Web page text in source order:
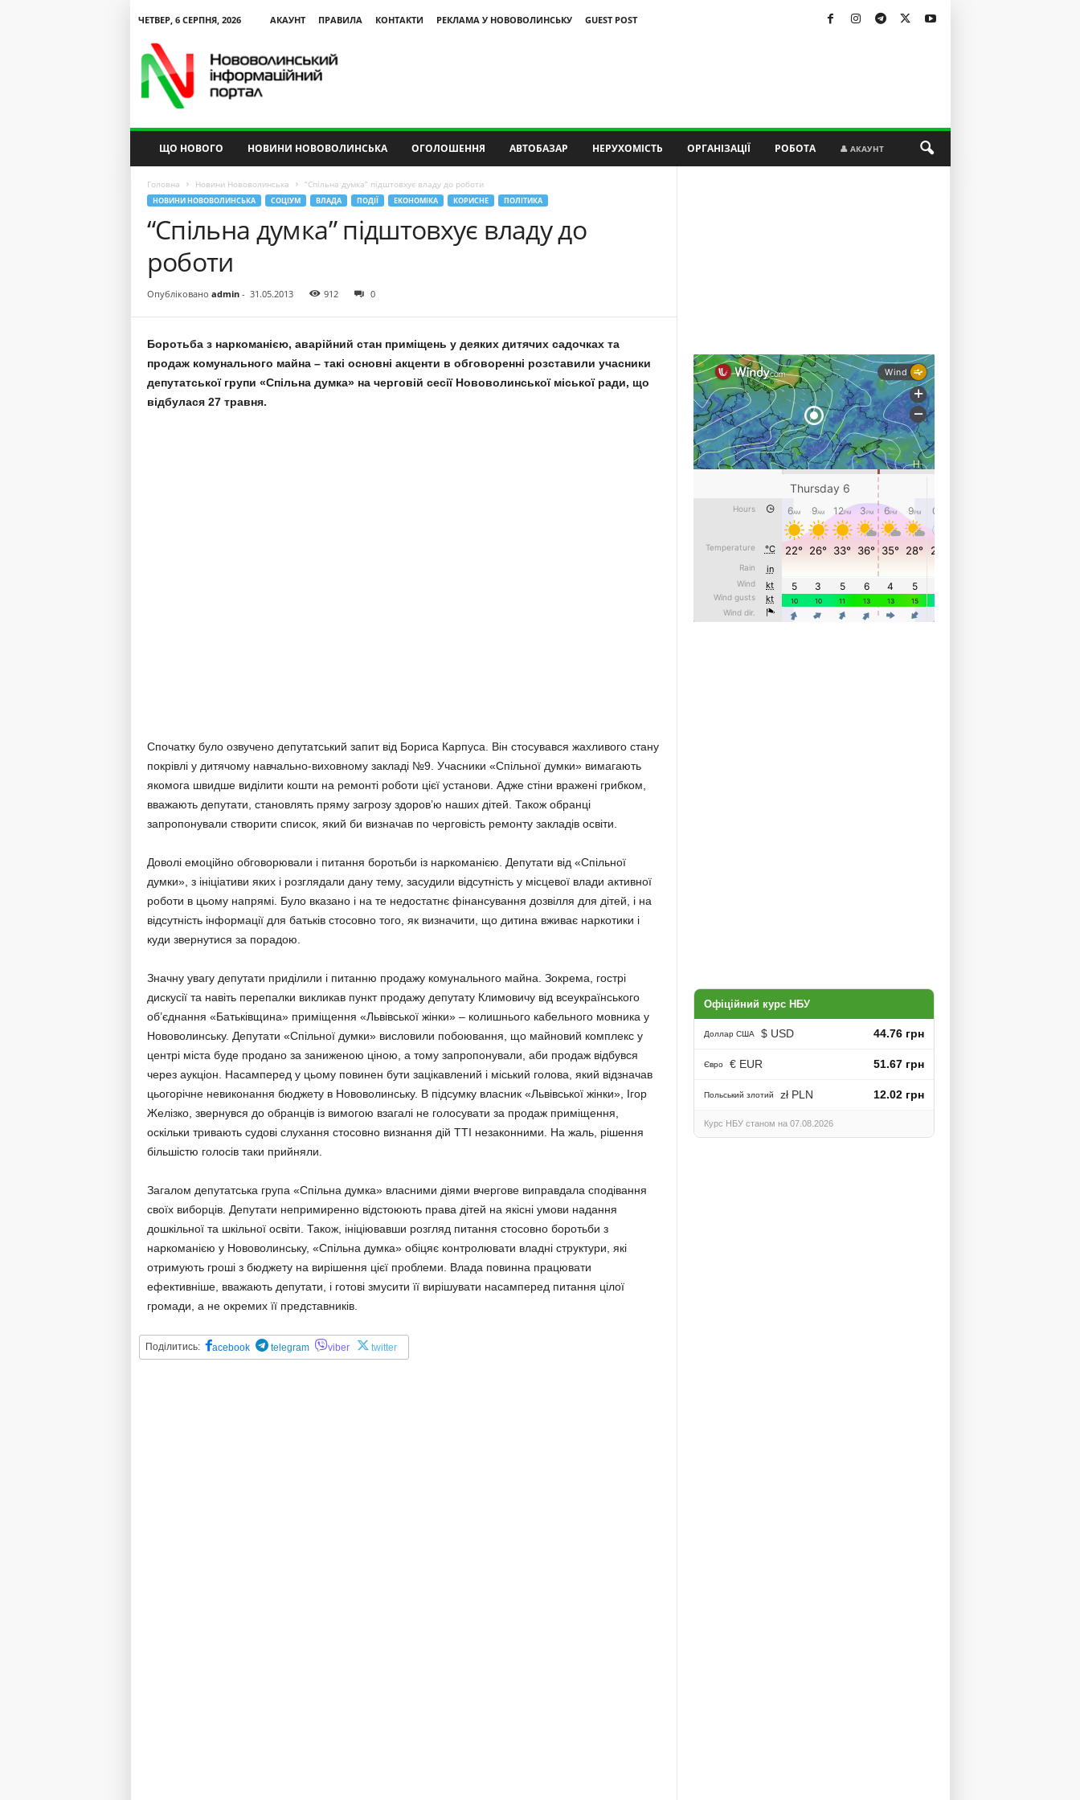
ЧЕТВЕР, 6 СЕРПНЯ, 2026 АКАУНТ ПРАВИЛА КОНТАКТИ РЕКЛАМА У НОВОВОЛИНСЬКУ
GUEST POST
ЩО НОВОГО НОВИНИ НОВОВОЛИНСЬКА ОГОЛОШЕННЯ АВТОБАЗАР НЕРУХОМІСТЬ ОРГАНІЗАЦІЇ РОБОТА 👤 АКАУНТ
Головна Новини Нововолинська “Спільна думка” підштовхує владу до роботи
НОВИНИ НОВОВОЛИНСЬКА СОЦІУМ ВЛАДА ПОДІЇ ЕКОНОМІКА КОРИСНЕ ПОЛІТИКА
“Спільна думка” підштовхує владу до
роботи
Опубліковано admin- 31.05.2013 912 0
Боротьба з наркоманією, аварійний стан приміщень у деяких дитячих садочках та
продаж комунального майна – такі основні акценти в обговоренні розставили учасники
депутатської групи «Спільна думка» на черговій сесії Нововолинської міської ради, що
відбулася 27 травня.
Спочатку було озвучено депутатський запит від Бориса Карпуса. Він стосувався жахливого стану
покрівлі у дитячому навчально-виховному закладі №9. Учасники «Спільної думки» вимагають
якомога швидше виділити кошти на ремонті роботи цієї установи. Адже стіни вражені грибком,
вважають депутати, становлять пряму загрозу здоров’ю наших дітей. Також обранці
запропонували створити список, який би визначав по черговість ремонту закладів освіти.
Доволі емоційно обговорювали і питання боротьби із наркоманією. Депутати від «Спільної
думки», з ініціативи яких і розглядали дану тему, засудили відсутність у місцевої влади активної
роботи в цьому напрямі. Було вказано і на те недостатнє фінансування дозвілля для дітей, і на
відсутність інформації для батьків стосовно того, як визначити, що дитина вживає наркотики і
куди звернутися за порадою.
Значну увагу депутати приділили і питанню продажу комунального майна. Зокрема, гострі
дискусії та навіть перепалки викликав пункт продажу депутату Климовичу від всеукраїнського
об’єднання «Батьківщина» приміщення «Львівської жінки» – колишнього кабельного мовника у
Нововолинську. Депутати «Спільної думки» висловили побоювання, що майновий комплекс у
центрі міста буде продано за заниженою ціною, а тому запропонували, аби продаж відбувся
через аукціон. Насамперед у цьому повинен бути зацікавлений і міський голова, який відзначав
цьогорічне невиконання бюджету в Нововолинську. В підсумку власник «Львівської жінки», Ігор
Желізко, звернувся до обранців із вимогою взагалі не голосувати за продаж приміщення,
оскільки тривають судові слухання стосовно визнання дій ТТІ незаконними. На жаль, рішення
більшістю голосів таки прийняли.
Загалом депутатська група «Спільна думка» власними діями вчергове виправдала сподівання
своїх виборців. Депутати непримиренно відстоюють права дітей на якісні умови надання
дошкільної та шкільної освіти. Також, ініціювавши розгляд питання стосовно боротьби з
наркоманією у Нововолинську, «Спільна думка» обіцяє контролювати владні структури, які
отримують гроші з бюджету на вирішення цієї проблеми. Влада повинна працювати
ефективніше, вважають депутати, і готові змусити її вирішувати насамперед питання цілої
громади, а не окремих її представників.
Поділитись: acebook telegram viber twitter
Офіційний курс НБУ
Доллар США $ USD 44.76 грн
Євро € EUR 51.67 грн
Польський злотий zł PLN 12.02 грн
Курс НБУ станом на 07.08.2026